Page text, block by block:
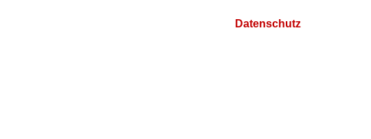
Datenschutz